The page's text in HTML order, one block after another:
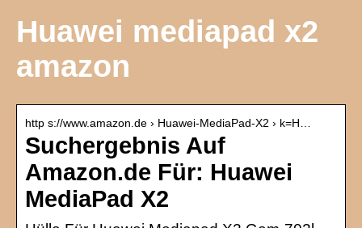
Huawei mediapad x2
amazon
http s://www.amazon.de › Huawei-MediaPad-X2 › k=H…
Suchergebnis Auf
Amazon.de Für: Huawei
MediaPad X2